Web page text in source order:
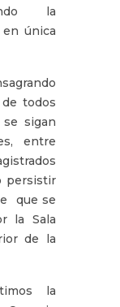
la
única
todos
sigan
entre
persistir
que se
la Sala
de la
la